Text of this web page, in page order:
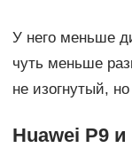
У него меньше
чуть меньше
не изогнутый,
Huawei P9